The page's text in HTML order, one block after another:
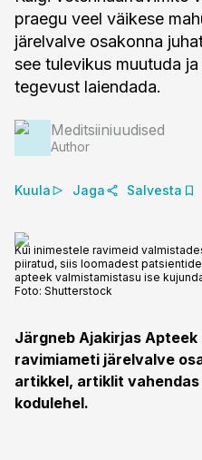
praegu veel väikese
järelvalve osakonna
see tulevikus muutuda
tegevust laiendada.
Meditsiiniuudised
Author
Kuula Jaga Salvesta
Kui inimestele ravimeid
piiratud, siis loomadest
apteek valmistamistasu ise
Foto: Shutterstock
Järgneb Ajakirjas
ravimiameti järelvalve
artikkel, artiklit vahendas
kodulehel.